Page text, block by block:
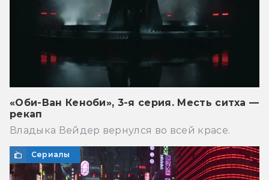
«Оби-Ван Кеноби», 3-я серия. Месть ситха —
рекап
Владыка Вейдер вернулся во всей красе.
Сериалы